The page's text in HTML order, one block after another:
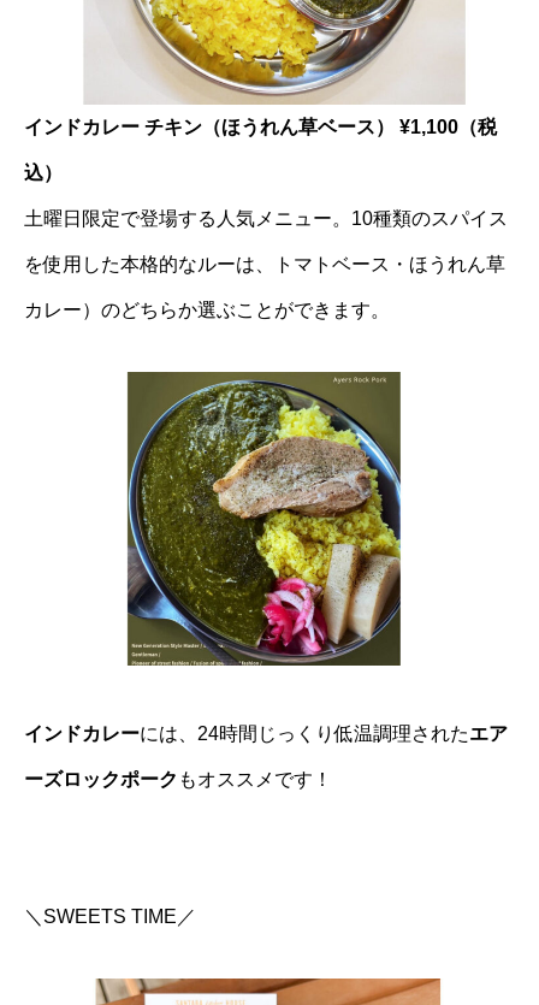
インドカレー チキン（ほうれん草ベース） ¥1,100（税
込）
土曜日限定で登場する人気メニュー。10種類のスパイス
を使用した本格的なルーは、トマトベース・ほうれん草
カレー）のどちらか選ぶことができます。
インドカレーには、24時間じっくり低温調理されたエア
ーズロックポーク もオススメです！
＼SWEETS TIME／